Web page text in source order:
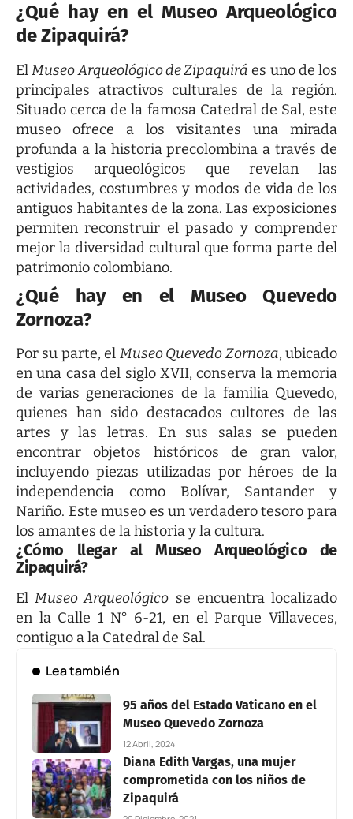
¿Qué hay en el Museo Arqueológico
de Zipaquirá?
ElMuseo Arqueológico de Zipaquirá es uno de los
principales atractivos culturales de la región.
Situado cerca de la famosa Catedral de Sal, este
museo ofrece a los visitantes una mirada
profunda a la historia precolombina a través de
vestigios arqueológicos que revelan las
actividades, costumbres y modos de vida de los
antiguos habitantes de la zona. Las exposiciones
permiten reconstruir el pasado y comprender
mejor la diversidad cultural que forma parte del
patrimonio colombiano.
¿Qué hay en el Museo Quevedo
Zornoza?
Por su parte, el Museo Quevedo Zornoza, ubicado
en una casa del siglo XVII, conserva la memoria
de varias generaciones de la familia Quevedo,
quienes han sido destacados cultores de las
artes y las letras. En sus salas se pueden
encontrar objetos históricos de gran valor,
incluyendo piezas utilizadas por héroes de la
independencia como Bolívar, Santander y
Nariño. Este museo es un verdadero tesoro para
los amantes de la historia y la cultura.
¿Cómo llegar al Museo Arqueológico de
Zipaquirá?
ElMuseo Arqueológico se encuentra localizado
en la Calle 1 N° 6-21, en el Parque Villaveces,
contiguo a la Catedral de Sal.
Lea también
95 años del Estado Vaticano en el
Museo Quevedo Zornoza
12 Abril, 2024
Diana Edith Vargas, una mujer
comprometida con los niños de
Zipaquirá